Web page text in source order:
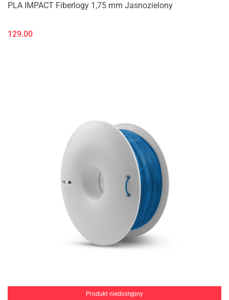
PLA IMPACT Fiberlogy 1,75 mm Jasnozielony
129.00
Produkt niedostępny